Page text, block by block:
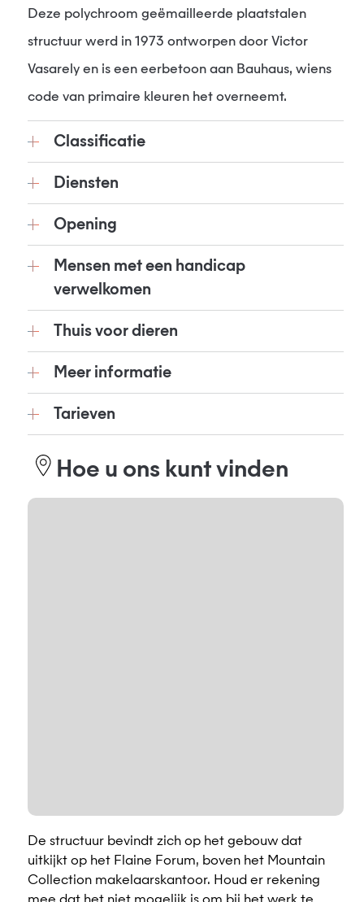
Deze polychroom geëmailleerde plaatstalen
structuur werd in 1973 ontworpen door Victor
Vasarely en is een eerbetoon aan Bauhaus, wiens
code van primaire kleuren het overneemt.
Classificatie
Diensten
Opening
Mensen met een handicap
verwelkomen
Thuis voor dieren
Meer informatie
Tarieven
Hoe u ons kunt vinden
De structuur bevindt zich op het gebouw dat
uitkijkt op het Flaine Forum, boven het Mountain
Collection makelaarskantoor. Houd er rekening